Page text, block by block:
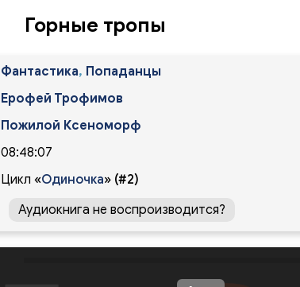
Горные тропы
Фантастика, Попаданцы
Ерофей Трофимов
Пожилой Ксеноморф
08:48:07
Цикл «Одиночка» (#2)
Аудиокнига не воспроизводится?